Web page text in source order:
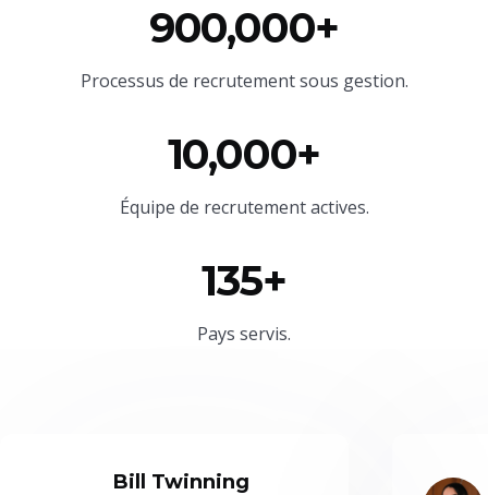
900,000+
Processus de recrutement sous gestion.
10,000+
Équipe de recrutement actives.
135+
Pays servis.
Bill Twinning